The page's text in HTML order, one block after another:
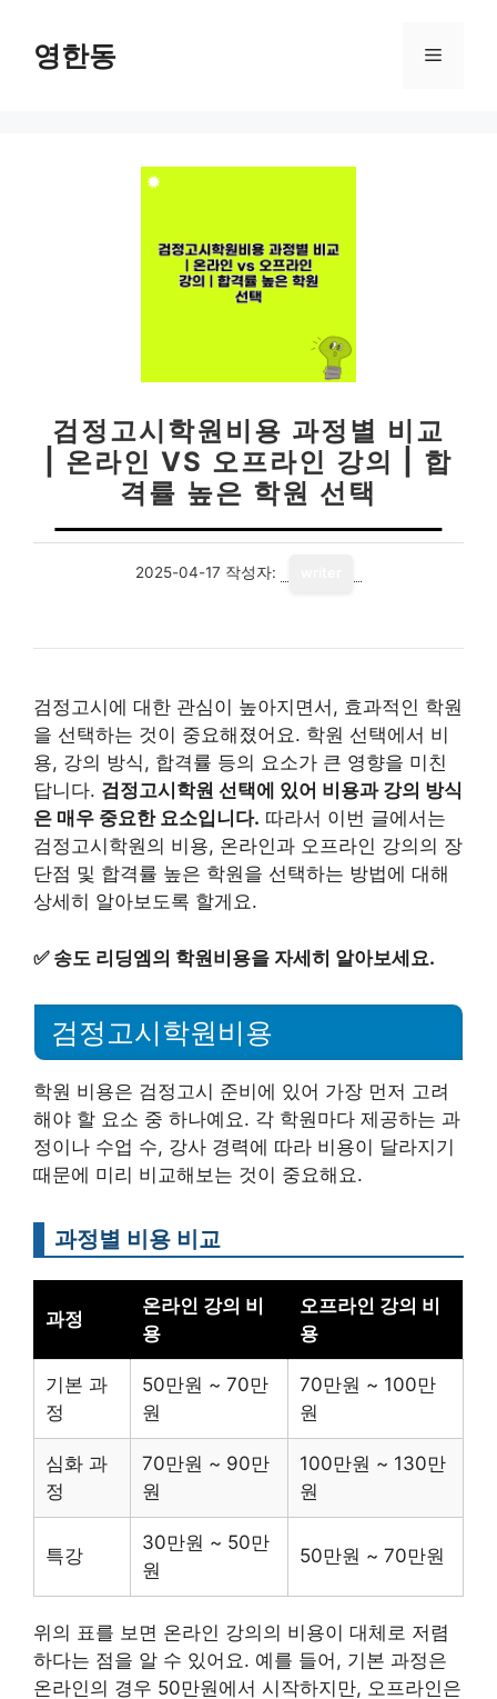
영한동 메
검정고시학원비용 과정별 비교
| 온라인 VS 오프라인 강의 | 합
격률 높은 학원 선택
2025-04-17 작성자:
검정고시에 대한 관심이 높아지면서, 효과적인 학원
을 선택하는 것이 중요해졌어요. 학원 선택에서 비
용, 강의 방식, 합격률 등의 요소가 큰 영향을 미친
답니다. 검정고시학원 선택에 있어 비용과 강의 방식
은 매우 중요한 요소입니다. 따라서 이번 글에서는
검정고시학원의 비용, 온라인과 오프라인 강의의 장
단점 및 합격률 높은 학원을 선택하는 방법에 대해
상세히 알아보도록 할게요.
✅ 송도 리딩엠의 학원비용을 자세히 알아보세요.
검정고시학원비용
학원 비용은 검정고시 준비에 있어 가장 먼저 고려
해야 할 요소 중 하나예요. 각 학원마다 제공하는 과
정이나 수업 수, 강사 경력에 따라 비용이 달라지기
때문에 미리 비교해보는 것이 중요해요.
과정별 비용 비교
과정
온라인 강의 비
용
오프라인 강의 비
용
기본 과
정
50만원 ~ 70만
원
70만원 ~ 100만
원
심화 과
정
70만원 ~ 90만
원
100만원 ~ 130만
원
특강
30만원 ~ 50만
원
50만원 ~ 70만원
위의 표를 보면 온라인 강의의 비용이 대체로 저렴
하다는 점을 알 수 있어요. 예를 들어, 기본 과정은
온라인의 경우 50만원에서 시작하지만, 오프라인은